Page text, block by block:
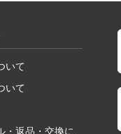
いて
いて
・返品・交換に